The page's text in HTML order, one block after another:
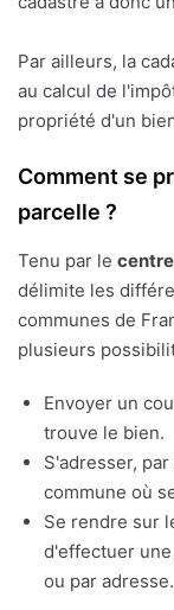
Par ailleurs, la
au calcul de
propriété d'un
Comment se
parcelle ?
Tenu par le
délimite les
communes de
plusieurs
Envoyer un
trouve le bien.
S'adresser,
commune où
Se rendre sur
d'effectuer
ou par adresse.